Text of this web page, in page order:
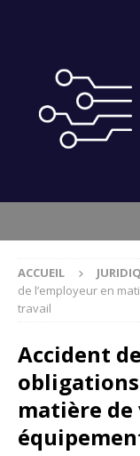
ACCUEIL
de l’employeur en
travail
Accident
obligations
matière